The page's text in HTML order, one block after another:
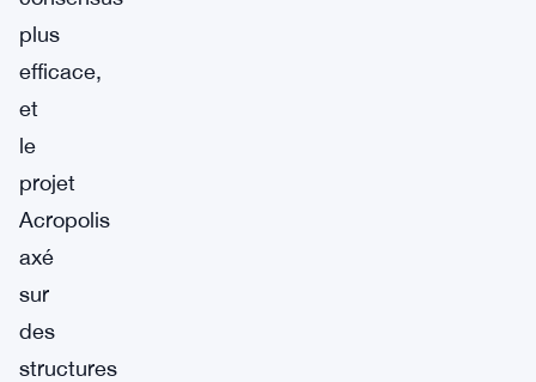
plus
efficace,
et
le
projet
Acropolis
axé
sur
des
structures